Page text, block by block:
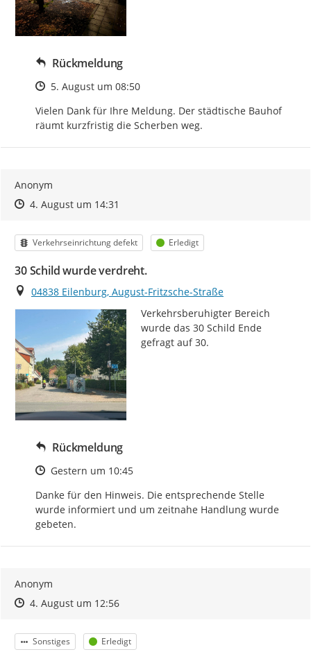
Rückmeldung
Zeitpunkt des Erstellens
5. August um 08:50
Vielen Dank für Ihre Meldung. Der städtische Bauhof
räumt kurzfristig die Scherben weg.
Anonym
Zeitpunkt des Erstellens
Zeitpunkt des Erstellens
4. August um 14:31
Kategorie
Verkehrseinrichtung defekt Status
Erledigt
30 Schild wurde verdreht.
Ort
04838 Eilenburg, August-Fritzsche-Straße
Verkehrsberuhigter Bereich
wurde das 30 Schild Ende
gefragt auf 30.
Rückmeldung
Zeitpunkt des Erstellens
Gestern um 10:45
Danke für den Hinweis. Die entsprechende Stelle
wurde informiert und um zeitnahe Handlung wurde
gebeten.
Anonym
Zeitpunkt des Erstellens
Zeitpunkt des Erstellens
4. August um 12:56Zur Äußerung
Kategorie
Sonstiges Status
Erledigt